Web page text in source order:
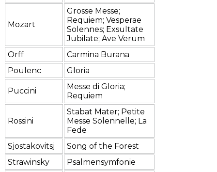
Mozart
Grosse Messe;
Requiem; Vesperae
Solennes; Exsultate
Jubilate; Ave Verum
Orff
Carmina Burana
Poulenc
Gloria
Puccini
Messe di Gloria;
Requiem
Rossini
Stabat Mater; Petite
Messe Solennelle; La
Fede
Sjostakovitsj
Song of the Forest
Strawinsky
Psalmensymfonie